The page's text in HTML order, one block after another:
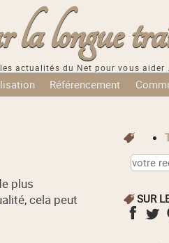
longue
actualités du Net pour vous aider
Référencement
plus
cela peut
SUR